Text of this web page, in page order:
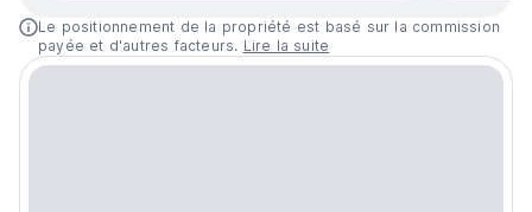
Le positionnement de la propriété est basé sur la commission
payée et d'autres facteurs. Lire la suite